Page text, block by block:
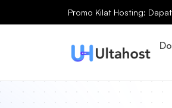
Promo Kilat Hosting: